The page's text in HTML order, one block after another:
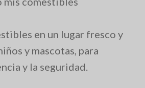
en un lugar fresco y
y mascotas, para
y la seguridad.